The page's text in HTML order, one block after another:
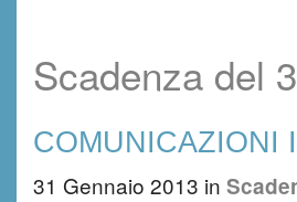
Scadenza del
COMUNICAZIONI
31 Gennaio 2013 in